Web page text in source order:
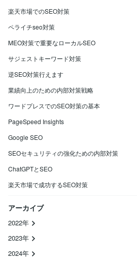
楽天市場でのSEO対策
ペライチseo対策
MEO対策で重要なローカルSEO
サジェストキーワード対策
逆SEO対策行えます
業績向上のための内部対策戦略
ワードプレスでのSEO対策の基本
PageSpeed Insights
Google SEO
SEOセキュリティの強化ための内部対策
ChatGPTとSEO
楽天市場で成功するSEO対策
アーカイブ
2022年
2023年
2024年